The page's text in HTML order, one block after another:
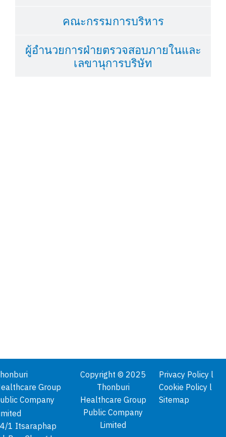
คณะกรรมการบริหาร
ผู้อำนวยการฝ่ายตรวจสอบภายในและ
เลขานุการบริษัท
นายวีระชัย ศรีขจร
Group
Company
1 Itsaraphap
Copyright © 2025
Thonburi
Healthcare Group
Public Company
Limited
Privacy Policy l
Cookie Policy l
Sitemap